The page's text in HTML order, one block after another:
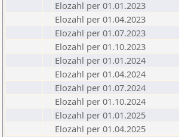
Elozahl per 01.01.2023
Elozahl per 01.04.2023
Elozahl per 01.07.2023
Elozahl per 01.10.2023
Elozahl per 01.01.2024
Elozahl per 01.04.2024
Elozahl per 01.07.2024
Elozahl per 01.10.2024
Elozahl per 01.01.2025
Elozahl per 01.04.2025